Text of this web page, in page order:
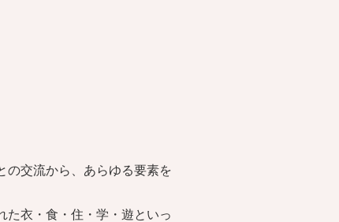
の交流から、あらゆる要素を
た衣・食・住・学・遊といっ